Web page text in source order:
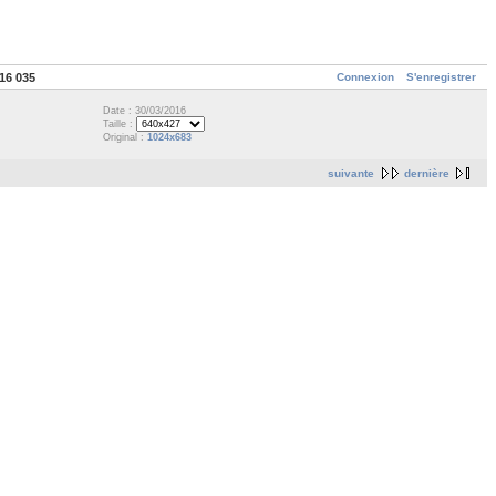
Connexion S'enregistrer
035
Date : 30/03/2016
Taille :
Original : 1024x683
suivante dernière